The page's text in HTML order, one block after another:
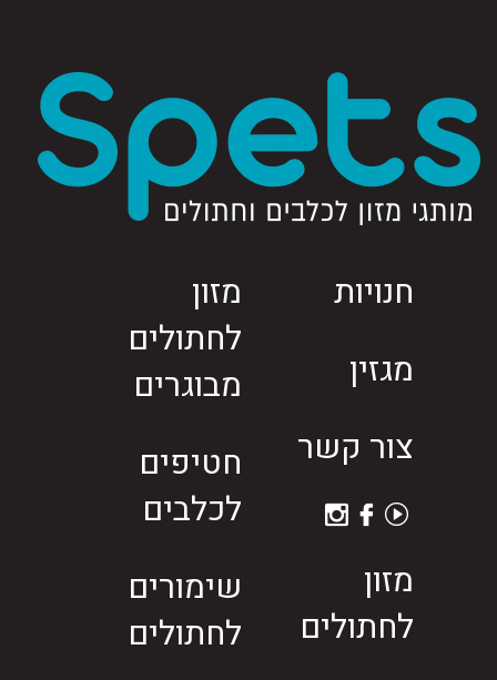
חנויות
מגזין
צור קשר
מזון
לחתולים
מזון
לחתולים
מבוגרים
חטיפים
לכלבים
שימורים
לחתולים